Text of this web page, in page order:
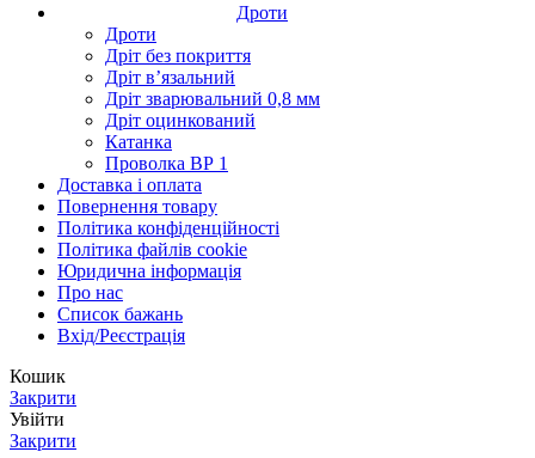
Дроти
Дроти
Дріт без покриття
Дріт в’язальний
Дріт зварювальний 0,8 мм
Дріт оцинкований
Катанка
Проволка ВР 1
Доставка і оплата
Повернення товару
Політика конфіденційності
Політика файлів cookie
Юридична інформація
Про нас
Список бажань
Вхід/Реєстрація
Кошик
Закрити
Увійти
Закрити